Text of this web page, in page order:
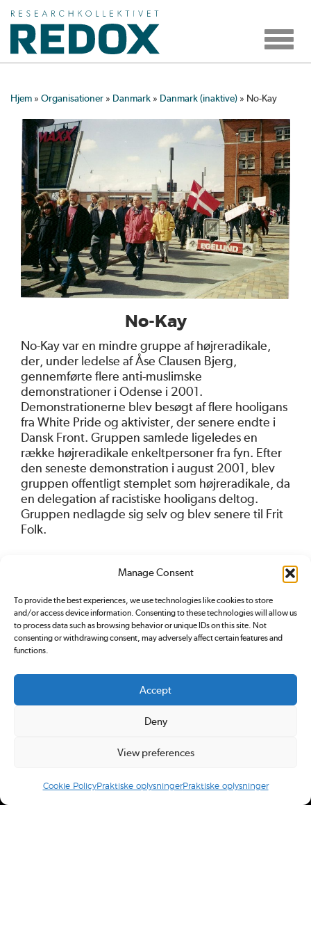
Manage Consent
To provide the best experiences, we use technologies like cookies to store
and/or access device information. Consenting to these technologies will allow us
to process data such as browsing behavior or unique IDs on this site. Not
consenting or withdrawing consent, may adversely affect certain features and
functions.
Accept
Deny
View preferences
Cookie PolicyPraktiske oplysningerPraktiske oplysninger
Toggle
Hjem » Organisationer » Danmark » Danmark (inaktive) » No-Kay
No-Kay
No-Kay var en mindre gruppe af højreradikale,
der, under ledelse af Åse Clausen Bjerg,
gennemførte flere anti-muslimske
demonstrationer i Odense i 2001.
Demonstrationerne blev besøgt af flere hooligans
fra White Pride og aktivister, der senere endte i
Dansk Front. Gruppen samlede ligeledes en
række højreradikale enkeltpersoner fra fyn. Efter
den seneste demonstration i august 2001, blev
gruppen offentligt stemplet som højreradikale, da
en delegation af racistiske hooligans deltog.
Gruppen nedlagde sig selv og blev senere til Frit
Folk.